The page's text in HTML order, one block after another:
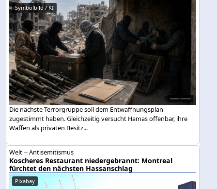
Symbolbild / KI
Die nächste Terrorgruppe soll dem Entwaffnungsplan
zugestimmt haben. Gleichzeitig versucht Hamas offenbar, ihre
Waffen als privaten Besitz...
Welt -- Antisemitismus
Koscheres Restaurant niedergebrannt: Montreal
fürchtet den nächsten Hassanschlag
Pixabay